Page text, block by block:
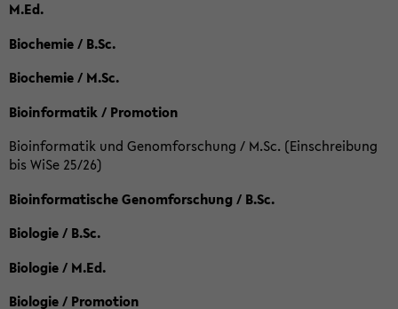
M.Ed.
Biochemie / B.Sc.
Biochemie / M.Sc.
Bioinformatik / Promotion
Bioinformatik und Genomforschung / M.Sc. (Einschreibung
bis WiSe 25/26)
Bioinformatische Genomforschung / B.Sc.
Biologie / B.Sc.
Biologie / M.Ed.
Biologie / Promotion